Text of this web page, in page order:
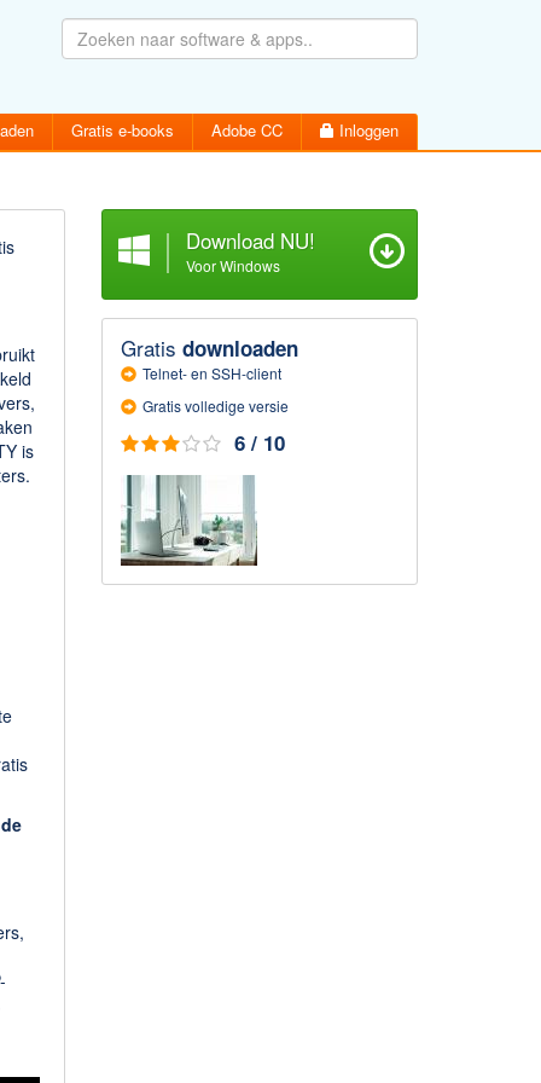
Gratis e-books Adobe CC Inloggen
Wachtwoord vergeten
Activatiemail hersturen
Account aanmaken
Download NU!
Voor Windows
Gratis downloaden
Telnet- en SSH-client
Gratis volledige versie
6 / 10
is